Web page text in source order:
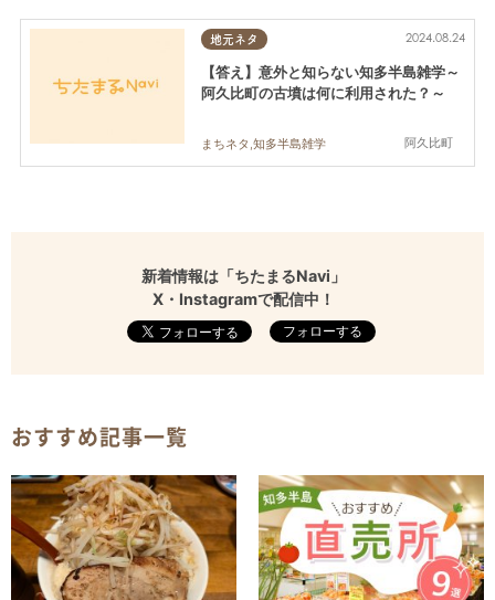
地元ネタ
阿久比町
2024.08.24
【答え】意外と知らない知多半島雑学～
阿久比町の古墳は何に利用された？～
まちネタ,知多半島雑学
新着情報は「ちたまるNavi」
X・Instagramで配信中！
フォローする
おすすめ記事一覧